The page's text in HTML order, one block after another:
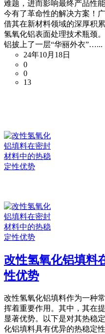
难题，进而影响最终产品性
今有了革命性的解决方案！
借其在新材料领域的深厚积
氢氧化铝表面处理技术瓶颈
铝披上了一层“华丽外衣”…...
24年10月18日
0
0
13
改性氢氧化铝填料
性优势
改性氢氧化铝填料作为一种
挥着重要作用。其中，其在
显著优势。以下是对其热稳
化铝填料具有优异的热稳定